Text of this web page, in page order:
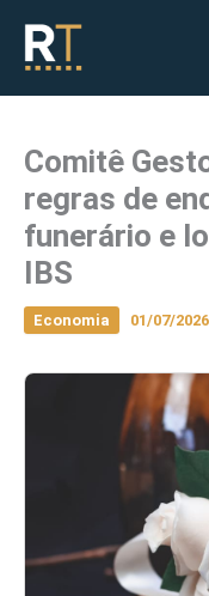
conteúdo
Comitê
regras de
funerário e
IBS
Economia 01/07/2026